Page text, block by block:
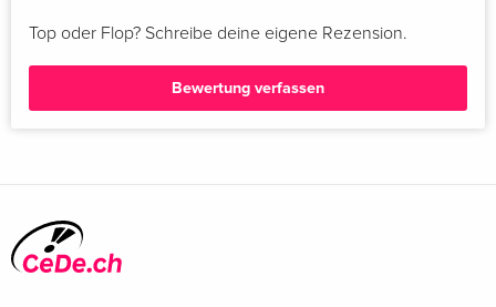
Top oder Flop? Schreibe deine eigene Rezension.
Bewertung verfassen